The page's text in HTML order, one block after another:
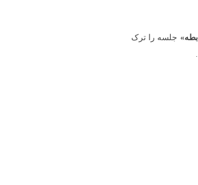
جلسه را ترک